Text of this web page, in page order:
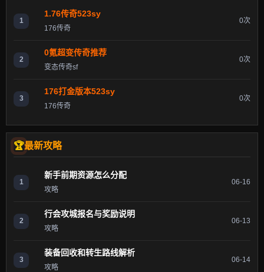
1
1.76传奇523sy
176传奇
0次
2
0氪超变传奇推荐
变态传奇sf
0次
3
176打金版本523sy
176传奇
0次
最新攻略
1
新手前期资源怎么分配
攻略
06-16
2
行会攻城报名与奖励说明
攻略
06-13
3
装备回收和转生路线解析
攻略
06-14